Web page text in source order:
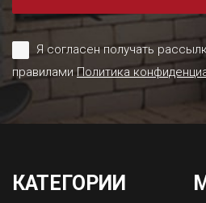
Я согласен получать
правиламиПолитика
КАТЕГОРИИ